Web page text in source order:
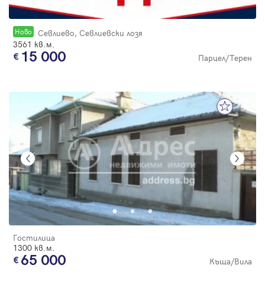
Новo
Севлиево, Севлиевски лозя
3561 кв.м.
15 000 Парцел/Терен
Гостилица
1300 кв.м.
65 000 Къща/Вила